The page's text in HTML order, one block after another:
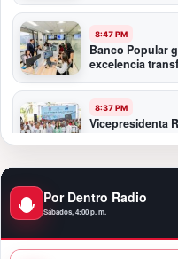
8:47 PM
Banco Popular
excelencia
8:37 PM
Vicepresidenta
11:59 PM
Santo Domingo
Por Dentro Radio
Sábados, 4:00 p. m.